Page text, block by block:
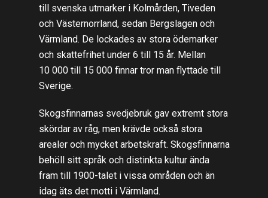
till svenska utmarker i Kolmården, Tiveden
och Västernorrland, sedan Bergslagen och
Värmland. De lockades av stora ödemarker
och skattefrihet under 6 till 15 år. Mellan
10 000 till 15 000 finnar tror man flyttade till
Sverige.
Skogsfinnarnas svedjebruk gav extremt stora
skördar av råg, men krävde också stora
arealer och mycket arbetskraft. Skogsfinnarna
behöll sitt språk och distinkta kultur ända
fram till 1900-talet i vissa områden och än
idag äts det motti i Värmland.